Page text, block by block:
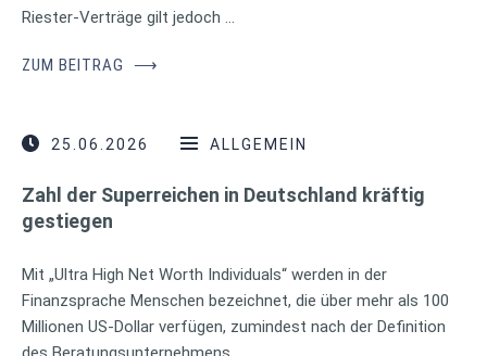
Riester-Verträge gilt jedoch …
ZUM BEITRAG ⟶
25.06.2026 ALLGEMEIN
Zahl der Superreichen in Deutschland kräftig
gestiegen
Mit „Ultra High Net Worth Individuals“ werden in der
Finanzsprache Menschen bezeichnet, die über mehr als 100
Millionen US-Dollar verfügen, zumindest nach der Definition